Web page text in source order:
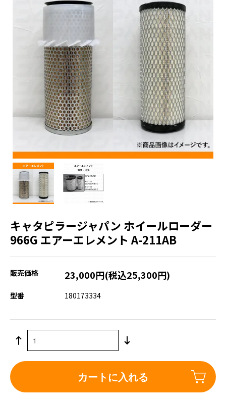
キャタピラージャパン ホイールローダー
966G エアーエレメント A-211AB
販売価格 23,000円(税込25,300円)
型番 180173334
カートに入れる